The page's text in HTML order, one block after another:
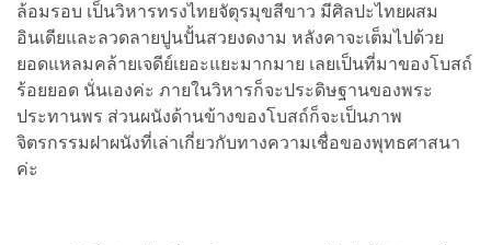
ล้อมรอบ เป็นวิหารทรงไทยจัตุรมุขสีขาว มีศิลปะไทยผสม
อินเดียและลวดลายปูนปั้นสวยงดงาม หลังคาจะเต็มไปด้วย
ยอดแหลมคล้ายเจดีย์เยอะแยะมากมาย เลยเป็นที่มาของโบสถ์
ร้อยยอด นั่นเองค่ะ ภายในวิหารก็จะประดิษฐานของพระ
ประทานพร ส่วนผนังด้านข้างของโบสถ์ก็จะเป็นภาพ
จิตรกรรมฝาผนังที่เล่าเกี่ยวกับทางความเชื่อของพุทธศาสนา
ค่ะ